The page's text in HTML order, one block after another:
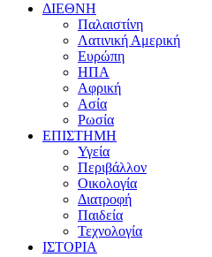
ΔΙΕΘΝΗ
Παλαιστίνη
Λατινική Αμερική
Ευρώπη
ΗΠΑ
Αφρική
Ασία
Ρωσία
ΕΠΙΣΤΗΜΗ
Υγεία
Περιβάλλον
Οικολογία
Διατροφή
Παιδεία
Τεχνολογία
ΙΣΤΟΡΙΑ